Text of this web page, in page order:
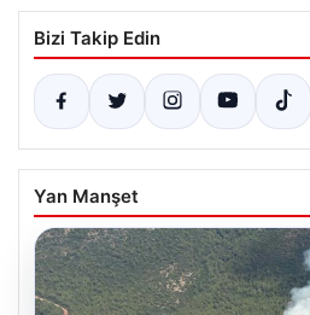
Bizi Takip Edin
Yan Manşet